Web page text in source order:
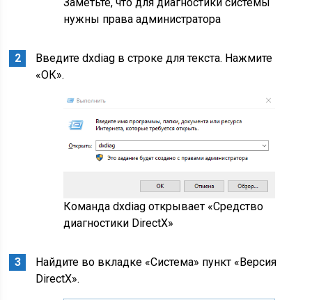
нужны права администратора
Введите dxdiag в строке для текста. Нажмите
«ОК».
Команда dxdiag открывает «Средство
диагностики DirectX»
Найдите во вкладке «Система» пункт «Версия
DirectX».